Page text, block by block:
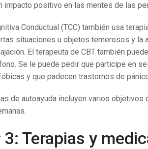
impacto positivo en las mentes de las
Conductual (TCC) también usa
situaciones u objetos temerosos y la
El terapeuta de CBT también
Se le puede pedir que participe en
y que padecen trastornos de
de autoayuda incluyen varios
3: Terapias y